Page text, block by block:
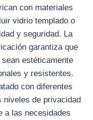
con materiales
vidrio templado o
y seguridad. La
garantiza que
estéticamente
y resistentes.
con diferentes
niveles de privacidad
a las necesidades